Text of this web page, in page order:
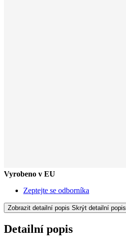
Vyrobeno v EU
Zeptejte se odborníka
Zobrazit detailní popis Skrýt detailní popis
Detailní popis